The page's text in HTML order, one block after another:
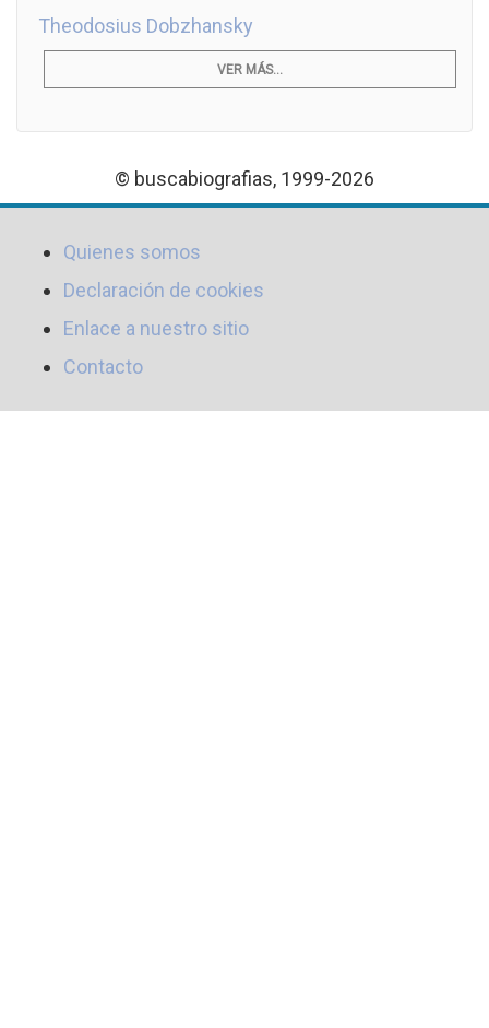
Theodosius Dobzhansky
VER MÁS...
© buscabiografias, 1999-2026
Quienes somos
Declaración de cookies
Enlace a nuestro sitio
Contacto